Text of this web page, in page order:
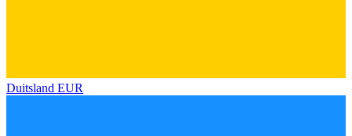
Duitsland EUR